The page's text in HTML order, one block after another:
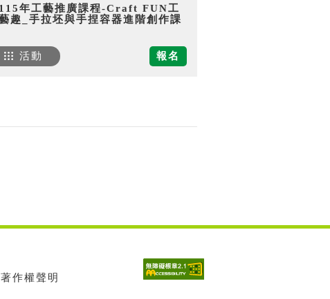
115年工藝推廣課程-Craft FUN工
趣_手拉坯與手捏容器進階創作課
報名
活動
作權聲明